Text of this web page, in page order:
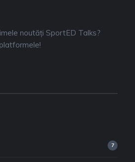
noutăți SportED Talks?
7